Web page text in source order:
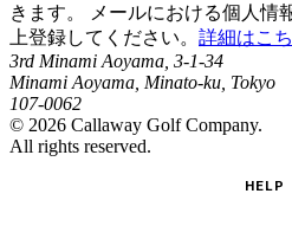
きます。 メールにおける個人情
上登録してください。 詳細はこ
3rd Minami Aoyama, 3-1-34
Minami Aoyama, Minato-ku, Tokyo
107-0062
© 2026 Callaway Golf Company.
All rights reserved.
HELP